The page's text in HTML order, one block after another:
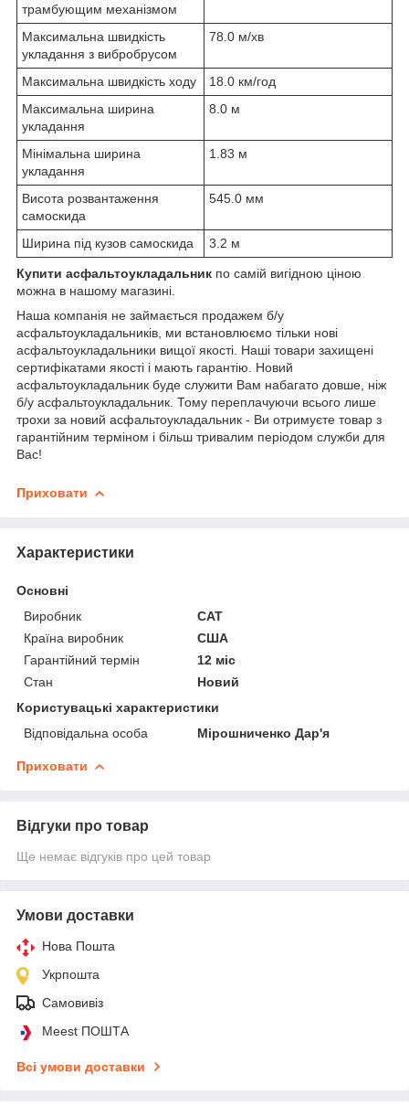
трамбующим механізмом
Максимальна швидкість
укладання з вибробрусом
78.0 м/хв
Максимальна швидкість ходу
18.0 км/год
Максимальна ширина
укладання
8.0 м
Мінімальна ширина
укладання
1.83 м
Висота розвантаження
самоскида
545.0 мм
Ширина під кузов самоскида 3.2 м
Купити асфальтоукладальник по самій вигідною ціною
можна в нашому магазині.
Наша компанія не займається продажем б/у
асфальтоукладальників, ми встановлюємо тільки нові
асфальтоукладальники вищої якості. Наші товари захищені
сертифікатами якості і мають гарантію. Новий
асфальтоукладальник буде служити Вам набагато довше, ніж
б/у асфальтоукладальник. Тому переплачуючи всього лише
трохи за новий асфальтоукладальник - Ви отримуєте товар з
гарантійним терміном і більш тривалим періодом служби для
Вас!
Приховати
Характеристики
Основні
Виробник
CAT
Країна виробник
США
Гарантійний термін
12 міс
Стан
Новий
Користувацькі характеристики
Відповідальна особа
Мірошниченко Дар'я
Приховати
Відгуки про товар
Ще немає відгуків про цей товар
Умови доставки
Нова Пошта
Укрпошта
Самовивіз
Meest ПОШТА
Всі умови доставки